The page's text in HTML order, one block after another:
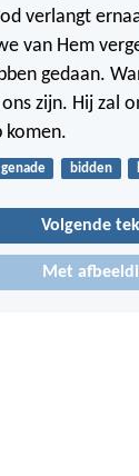
verlangt
van Hem
gedaan.
zijn. Hij zal
komen.
genade bidden
Volgende
Met